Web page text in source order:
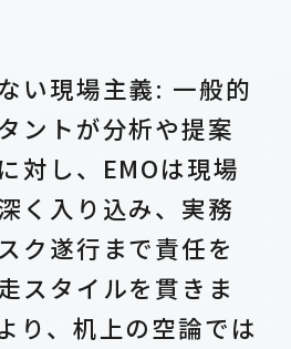
い現場主義: 一般的
ントが分析や提案
対し、EMOは現場
く入り込み、実務
ク遂行まで責任を
スタイルを貫きま
り、机上の空論では